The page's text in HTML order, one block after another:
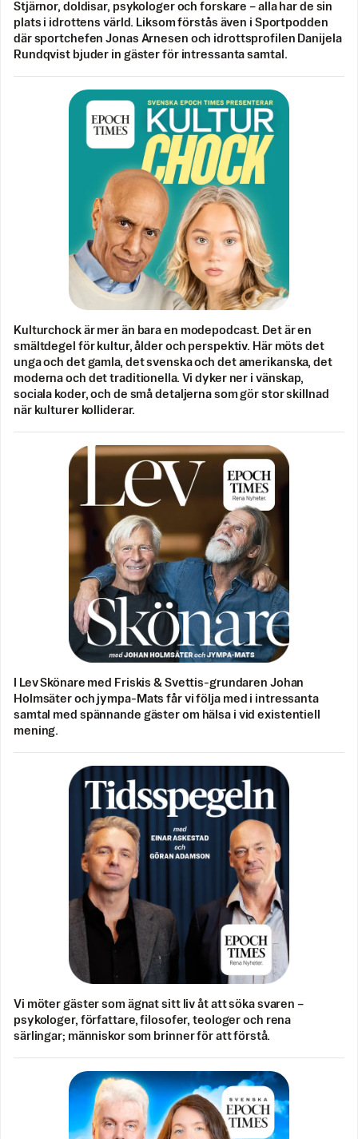
Stjärnor, doldisar, psykologer och forskare – alla har de sin
plats i idrottens värld. Liksom förstås även i Sportpodden
där sportchefen Jonas Arnesen och idrottsprofilen Danijela
Rundqvist bjuder in gäster för intressanta samtal.
Kulturchock är mer än bara en modepodcast. Det är en
smältdegel för kultur, ålder och perspektiv. Här möts det
unga och det gamla, det svenska och det amerikanska, det
moderna och det traditionella. Vi dyker ner i vänskap,
sociala koder, och de små detaljerna som gör stor skillnad
när kulturer kolliderar.
I Lev Skönare med Friskis & Svettis-grundaren Johan
Holmsäter och jympa-Mats får vi följa med i intressanta
samtal med spännande gäster om hälsa i vid existentiell
mening.
Vi möter gäster som ägnat sitt liv åt att söka svaren –
psykologer, författare, filosofer, teologer och rena
särlingar; människor som brinner för att förstå.